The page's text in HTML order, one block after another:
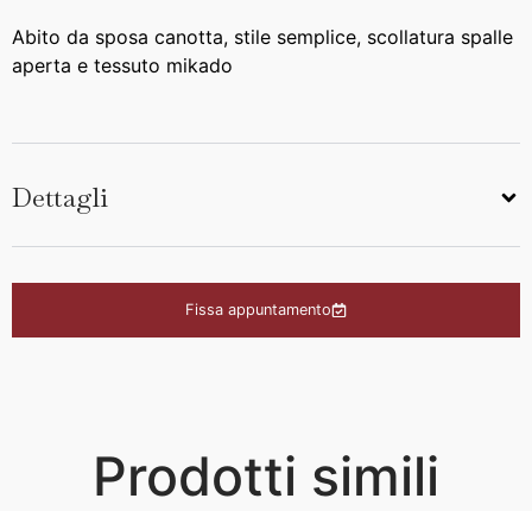
Abito da sposa canotta, stile semplice, scollatura spalle
aperta e tessuto mikado
Dettagli
Fissa appuntamento
Prodotti simili